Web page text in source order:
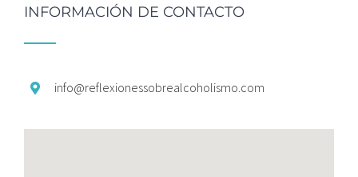
INFORMACIÓN DE CONTACTO
info@reflexionessobrealcoholismo.com